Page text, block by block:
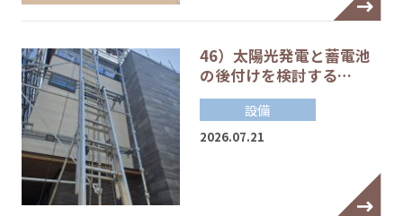
46）太陽光発電と蓄電池
の後付けを検討する…
設備
2026.07.21